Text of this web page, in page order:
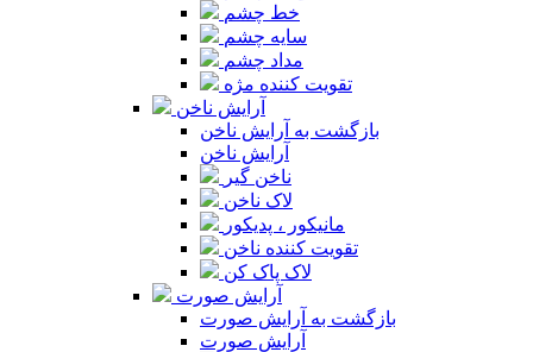
خط چشم
سایه چشم
مداد چشم
تقویت کننده مژه
آرایش ناخن
بازگشت به آرایش ناخن
آرایش ناخن
ناخن گیر
لاک ناخن
مانیکور ، پدیکور
تقویت کننده ناخن
لاک پاک کن
آرایش صورت
بازگشت به آرایش صورت
آرایش صورت